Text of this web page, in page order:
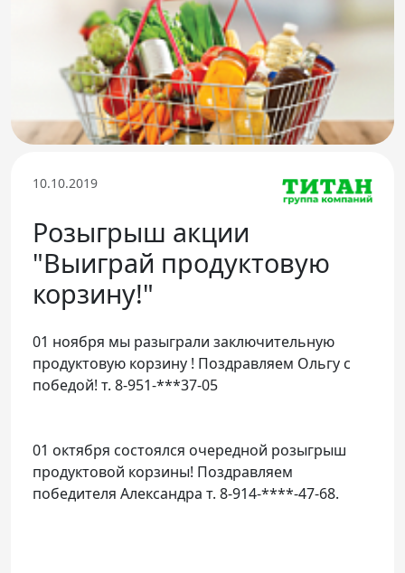
Контакты
Версия для слабовидящих
8 (3012) 411-099
10.10.2019
Розыгрыш акции
"Выиграй продуктовую
корзину!"
01 ноября мы разыграли заключительную
продуктовую корзину ! Поздравляем Ольгу с
победой! т. 8-951-***37-05
01 октября состоялся очередной розыгрыш
продуктовой корзины! Поздравляем
победителя Александра т. 8-914-****-47-68.